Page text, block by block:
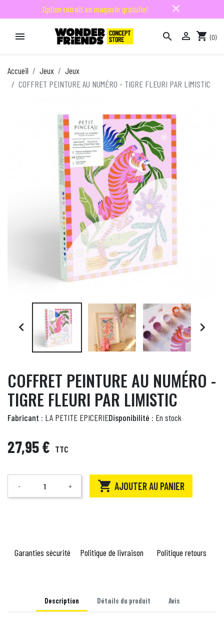
Option retrait en magasin gratuite! close
   shopping_cart (0)
Accueil Jeux
Jeux
COFFRET PEINTURE AU NUMÉRO - TIGRE FLEURI PAR LIMISTIC
 
COFFRET PEINTURE AU NUMÉRO -
TIGRE FLEURI PAR LIMISTIC
Fabricant : LA PETITE EPICERIEDisponibilité : En stock
27,95 € TTC
Quantité
- +  AJOUTER AU PANIER
Garanties sécurité Politique de livraison Politique retours
Description Détails du produit Avis